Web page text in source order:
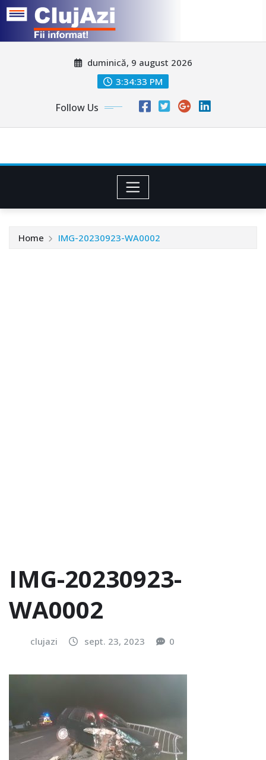
duminică, 9 august 2026
3:34:36 PM
Follow Us
Home IMG-20230923-WA0002
IMG-20230923-
WA0002
clujazi sept. 23, 2023 0